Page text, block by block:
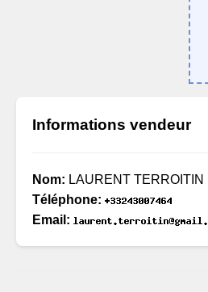
Informations vendeur
Nom: LAURENT TERROITIN
Téléphone:
Email: